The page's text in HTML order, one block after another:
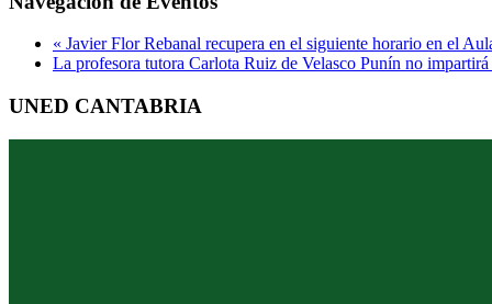
« Javier Flor Rebanal recupera en el siguiente horario en el
La profesora tutora Carlota Ruiz de Velasco Punín no
UNED CANTABRIA